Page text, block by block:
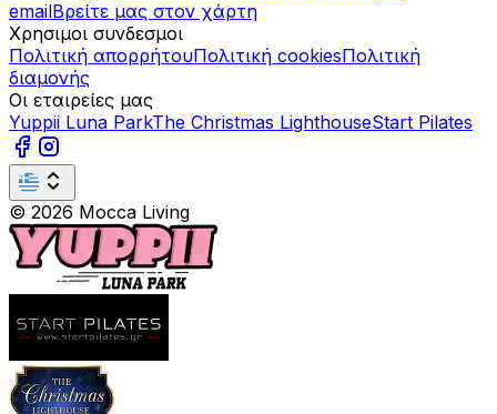
emailΒρείτε μας στον χάρτη
Χρησιμοι συνδεσμοι
Πολιτική απορρήτουΠολιτική cookiesΠολιτική
διαμονής
Οι εταιρείες μας
Yuppii Luna ParkThe Christmas LighthouseStart Pilates
© 2026 Mocca Living